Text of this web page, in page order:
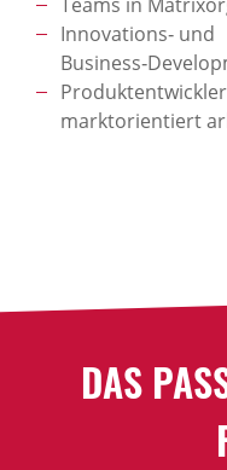
Innovations‑ und
marktorientiert
DAS